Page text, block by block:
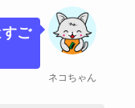
ネコちゃん
すご